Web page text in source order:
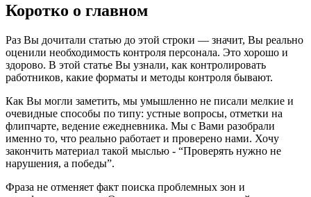
Коротко о главном
Раз Вы дочитали статью до этой строки — значит, Вы реально
оценили необходимость контроля персонала. Это хорошо и
здорово. В этой статье Вы узнали, как контролировать
работников, какие форматы и методы контроля бывают.
Как Вы могли заметить, мы умышленно не писали мелкие и
очевидные способы по типу: устные вопросы, отметки на
флипчарте, ведение ежедневника. Мы с Вами разобрали
именно то, что реально работает и проверено нами. Хочу
закончить материал такой мыслью - “Проверять нужно не
нарушения, а победы”.
Фраза не отменяет факт поиска проблемных зон и